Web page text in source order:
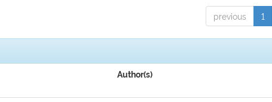
previous 1
Author(s)